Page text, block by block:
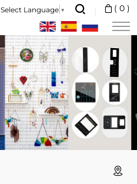
Select Language ▼ ( 0 )